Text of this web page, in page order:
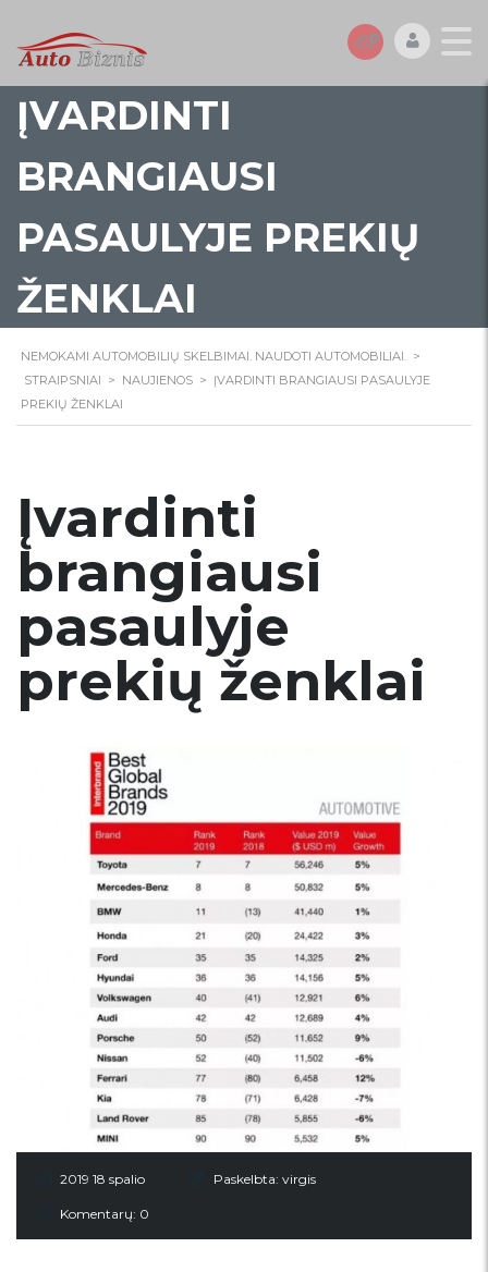
ĮVARDINTI
BRANGIAUSI
PASAULYJE PREKIŲ
ŽENKLAI
NEMOKAMI AUTOMOBILIŲ SKELBIMAI. NAUDOTI AUTOMOBILIAI. >
STRAIPSNIAI > NAUJIENOS > ĮVARDINTI BRANGIAUSI PASAULYJE
PREKIŲ ŽENKLAI
Įvardinti
brangiausi
pasaulyje
prekių ženklai
2019 18 spalio Paskelbta: virgis
Komentarų: 0